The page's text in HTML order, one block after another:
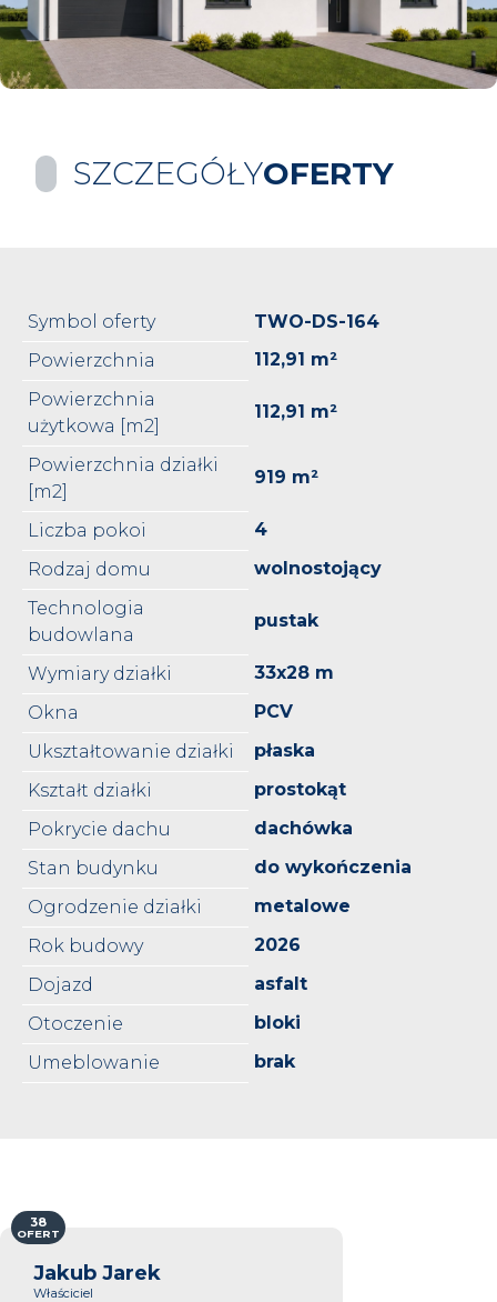
SZCZEGÓŁYOFERTY
Symbol oferty
TWO-DS-164
Powierzchnia
112,91 m²
Powierzchnia
użytkowa [m2]
112,91 m²
Powierzchnia działki
[m2]
919 m²
Liczba pokoi
4
Rodzaj domu
wolnostojący
Technologia
budowlana
pustak
Wymiary działki
33x28 m
Okna
PCV
Ukształtowanie działki
płaska
Kształt działki
prostokąt
Pokrycie dachu
dachówka
Stan budynku
do wykończenia
Ogrodzenie działki
metalowe
Rok budowy
2026
Dojazd
asfalt
Otoczenie
bloki
Umeblowanie
brak
Jakub Jarek
Właściciel
38
OFERT